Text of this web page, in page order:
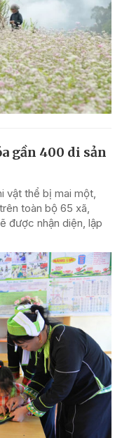
gần 400 di sản
vật thể bị mai một,
toàn bộ 65 xã,
được nhận diện, lập